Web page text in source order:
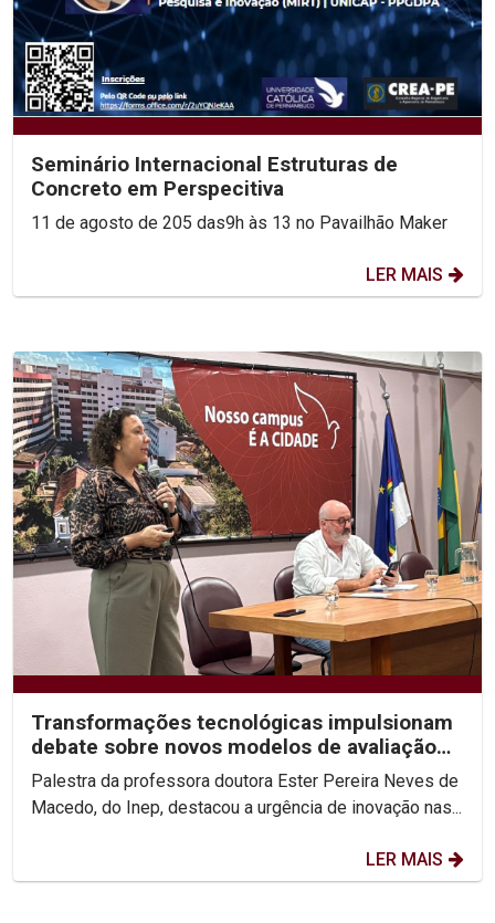
Seminário Internacional Estruturas de
Concreto em Perspecitiva
11 de agosto de 205 das9h às 13 no Pavailhão Maker
LER MAIS
Transformações tecnológicas impulsionam
debate sobre novos modelos de avaliação
do ensino superior
Palestra da professora doutora Ester Pereira Neves de
Macedo, do Inep, destacou a urgência de inovação nas...
LER MAIS